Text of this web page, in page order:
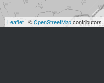
Leaflet | ©OpenStreetMapcontributors